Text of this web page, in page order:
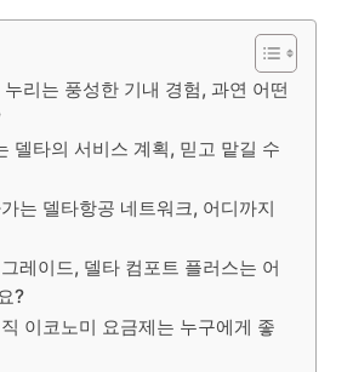
리는 풍성한 기내 경험, 과연 어떤
델타의 서비스 계획, 믿고 맡길 수
는 델타항공 네트워크, 어디까지
레이드, 델타 컴포트 플러스는 어
?
이코노미 요금제는 누구에게 좋